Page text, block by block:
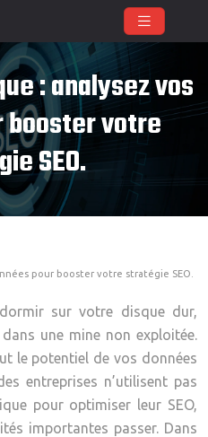
: analysez vos
booster votre
SEO.
pour booster votre stratégie SEO.
sur votre disque dur,
une mine non exploitée.
le potentiel de vos données
entreprises n’utilisent pas
pour optimiser leur SEO,
importantes passer. Dans